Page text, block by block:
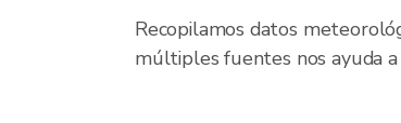
Recopilamos datos
múltiples fuentes nos ayuda